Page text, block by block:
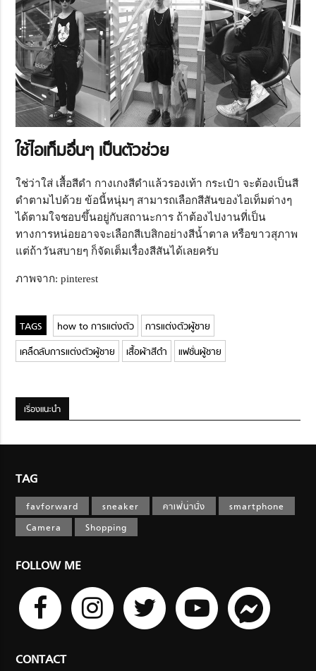
ใช้ไอเท็มอื่นๆ เป็นตัวช่วย
ใช่ว่าใส่ เสื้อสีดำ กางเกงสีดำแล้วรองเท้า กระเป๋า จะต้องเป็นสี
ดำตามไปด้วย ข้อนี้หนุ่มๆ สามารถเลือกสีสันของไอเท็มต่างๆ
ได้ตามใจชอบขึ้นอยู่กับสถานะการ ถ้าต้องไปงานที่เป็น
ทางการหน่อยอาจจะเลือกสีเบสิกอย่างสีน้ำตาล หรือขาวสุภาพ
แต่ถ้าวันสบายๆ ก็จัดเต็มเรื่องสีสันได้เลยครับ
ภาพจาก: pinterest
how to การแต่งตัว
การแต่งตัวผู้ชาย
เคล็ดลับการแต่งตัวผู้ชาย
เสื้อผ้าสีดำ แฟชั่นผู้ชาย
เรื่องแนะนำ
TAG
favforward sneaker คาเฟ่น่านั่ง
smartphone
Camera
Shopping
FOLLOW ME
CONTACT